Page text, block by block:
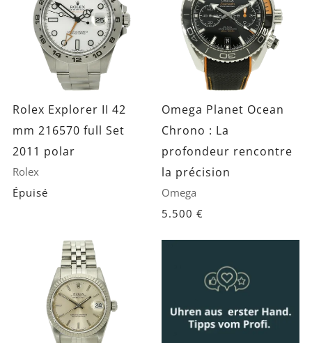
Rolex Explorer II 42
mm 216570 full Set
2011 polar
Rolex
Épuisé
Omega Planet Ocean
Chrono : La
profondeur rencontre
la précision
Omega
5.500 €